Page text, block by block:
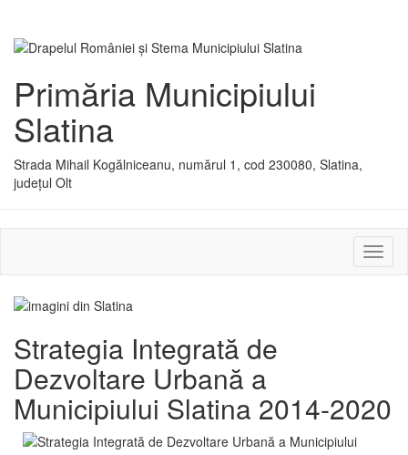
Primăria Municipiului
Slatina
Strada Mihail Kogălniceanu, numărul 1, cod 230080, Slatina,
județul Olt
sau
Strategia Integrată de
Dezvoltare Urbană a
Municipiului Slatina 2014-2020